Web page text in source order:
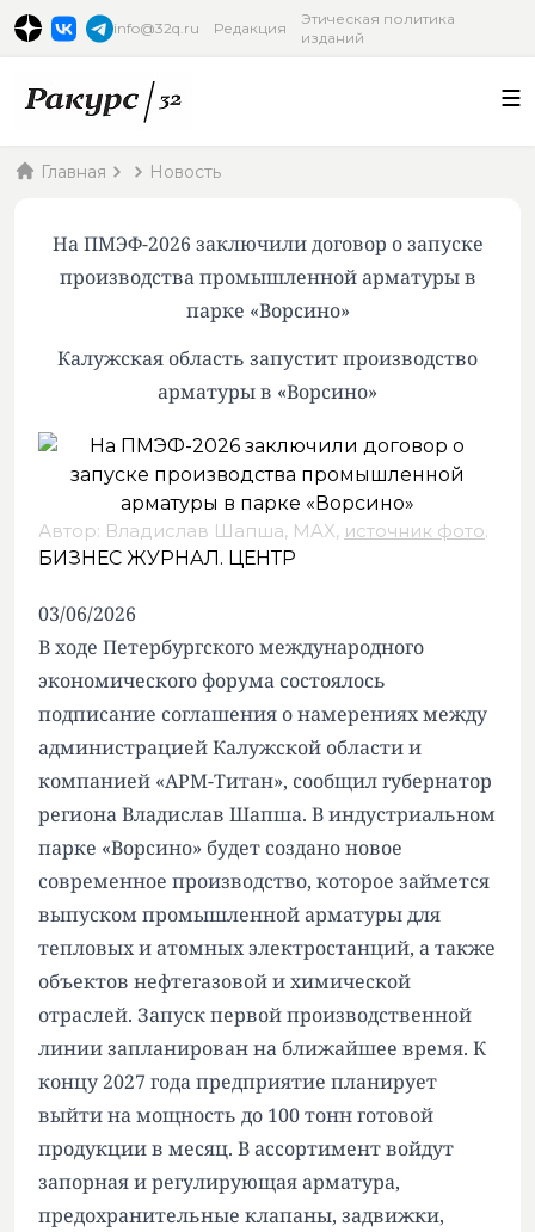
info@32q.ru Редакция
Этическая политика
изданий
Главная Новость
На ПМЭФ-2026 заключили договор о запуске
производства промышленной арматуры в
парке «Ворсино»
Калужская область запустит производство
арматуры в «Ворсино»
Автор: Владислав Шапша, MAX, источник фото.
БИЗНЕС ЖУРНАЛ. ЦЕНТР
03/06/2026
В ходе Петербургского международного
экономического форума состоялось
подписание соглашения о намерениях между
администрацией Калужской области и
компанией «АРМ-Титан», сообщил губернатор
региона Владислав Шапша. В индустриальном
парке «Ворсино» будет создано новое
современное производство, которое займется
выпуском промышленной арматуры для
тепловых и атомных электростанций, а также
объектов нефтегазовой и химической
отраслей. Запуск первой производственной
линии запланирован на ближайшее время. К
концу 2027 года предприятие планирует
выйти на мощность до 100 тонн готовой
продукции в месяц. В ассортимент войдут
запорная и регулирующая арматура,
предохранительные клапаны, задвижки,